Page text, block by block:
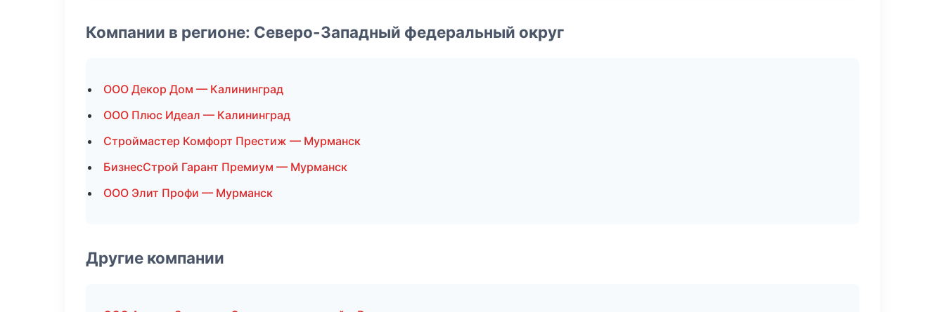
Компании в регионе: Северо-Западный федеральный округ
ООО Декор Дом — Калининград
ООО Плюс Идеал — Калининград
Строймастер Комфорт Престиж — Мурманск
БизнесСтрой Гарант Премиум — Мурманск
ООО Элит Профи — Мурманск
Другие компании